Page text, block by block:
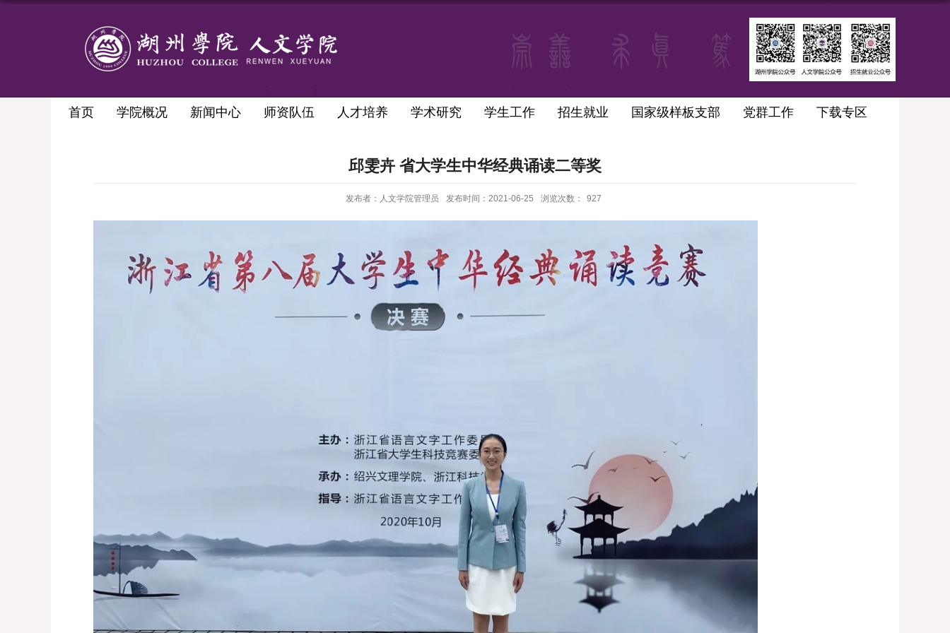
首页 学院概况 新闻中心 师资队伍 人才培养 学术研究 学生工作 招生就业 国家级样板支部 党群工作 下载专区
邱雯卉 省大学生中华经典诵读二等奖
发布者：人文学院管理员 发布时间：2021-06-25 浏览次数： 927